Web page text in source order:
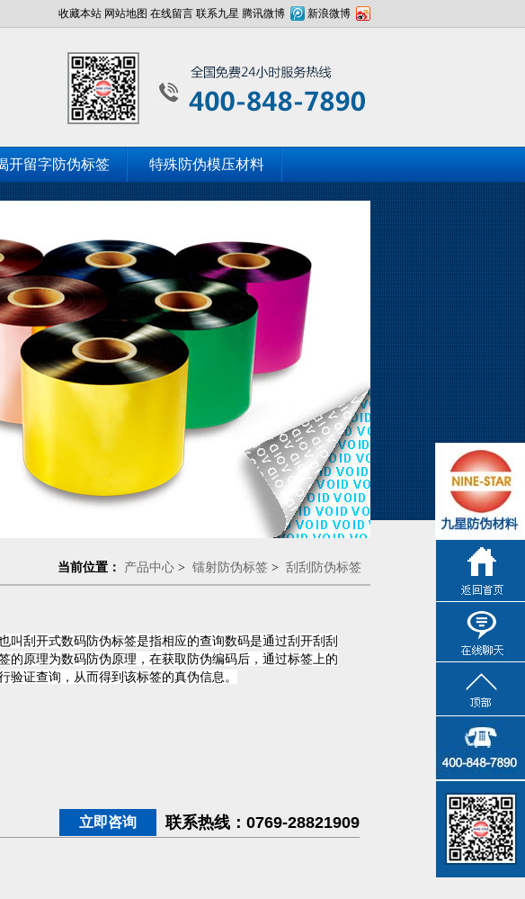
收藏本站 网站地图 在线留言 联系九星 腾讯微博 新浪微博
开留字防伪标签 特殊防伪模压材料
当前位置： 产品中心 > 镭射防伪标签 > 刮刮防伪标签
叫刮开式数码防伪标签是指相应的查询数码是通过刮开刮刮
的原理为数码防伪原理，在获取防伪编码后，通过标签上的
验证查询，从而得到该标签的真伪信息。
联系热线： 0769-28821909
立即咨询